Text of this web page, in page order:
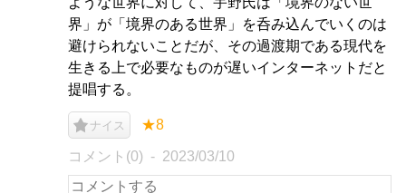
界」が「境界のある世界」を呑み込んでいくのは
避けられないことだが、その過渡期である現代を
生きる上で必要なものが遅いインターネットだと
提唱する。
ナイス ★8
コメント(0) 2023/03/10